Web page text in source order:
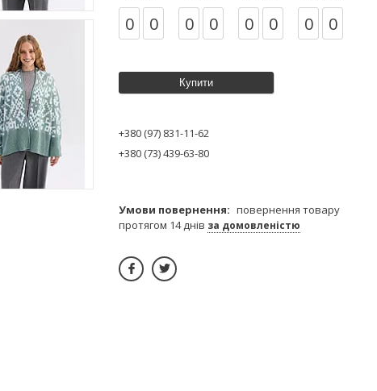
0 0 0 0 0 0 0 0
Купити
+380 (97) 831-11-62
+380 (73) 439-63-80
повернення товару
протягом 14 днів за домовленістю